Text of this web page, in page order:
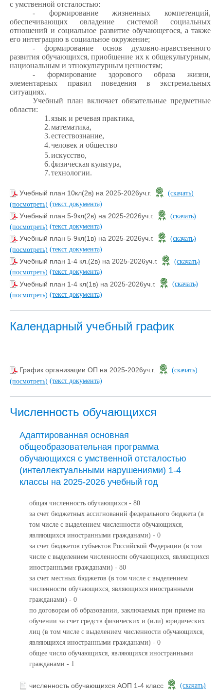
с умственной отсталостью:
- формирование жизненных компетенций,
обеспечивающих овладение системой социальных
отношений и социальное развитие обучающегося, а также
его интеграцию в социальное окружение;
- формирование основ духовно-нравственного
развития обучающихся, приобщение их к общекультурным,
национальным и этнокультурным ценностям;
- формирование здорового образа жизни,
элементарных правил поведения в экстремальных
ситуациях.
Учебный план включает обязательные предметные
области:
1.язык и речевая практика,
2.математика,
3.естествознание,
4.человек и общество
5.искусство,
6.физическая культура,
7.технологии.
Учебный план 10кл(2в) на 2025-2026уч.г.
(скачать)
(посмотреть) (текст документа)
Учебный план 5-9кл(2в) на 2025-2026уч.г.
(скачать)
(посмотреть) (текст документа)
Учебный план 5-9кл(1в) на 2025-2026уч.г.
(скачать)
(посмотреть) (текст документа)
Учебный план 1-4 кл.(2в) на 2025-2026уч.г.
(скачать)
(посмотреть) (текст документа)
Учебный план 1-4 кл(1в) на 2025-2026уч.г.
(скачать)
(посмотреть) (текст документа)
Календарный учебный график
График организации ОП на 2025-2026уч.г.
(скачать)
(посмотреть) (текст документа)
Численность обучающихся
Адаптированная основная
общеобразовательная программа
обучающихся с умственной отсталостью
(интеллектуальными нарушениями) 1-4
классы на 2025-2026 учебный год
общая численность обучающихся - 80
за счет бюджетных ассигнований федерального бюджета (в
том числе с выделением численности обучающихся,
являющихся иностранными гражданами) - 0
за счет бюджетов субъектов Российской Федерации (в том
числе с выделением численности обучающихся, являющихся
иностранными гражданами) - 80
за счет местных бюджетов (в том числе с выделением
численности обучающихся, являющихся иностранными
гражданами) - 0
по договорам об образовании, заключаемых при приеме на
обучении за счет средств физических и (или) юридических
лиц (в том числе с выделением численности обучающихся,
являющихся иностранными гражданами) - 0
общее число обучающихся, являющихся иностранными
гражданами - 1
численность обучающихся АОП 1-4 класс (скачать)